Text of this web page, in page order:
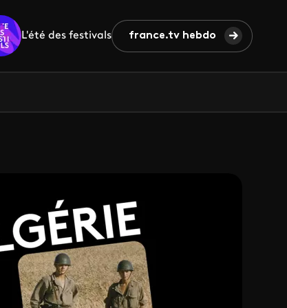
L'été des festivals france.tv hebdo